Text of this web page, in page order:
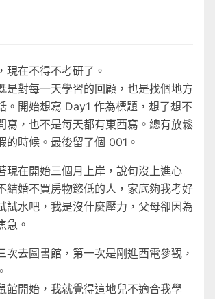
現在不得不考研了。
是對每一天學習的回顧，也是找個地方
。開始想寫 Day1 作為標題，想了想不
寫，也不是每天都有東西寫。總有放鬆
的時候。最後留了個 001。
現在開始三個月上岸，說句沒上進心
結婚不買房物慾低的人，家底夠我考好
試水吧，我是沒什麼壓力，父母卻因為
急。
次去圖書館，第一次是剛進西電參觀，
館開始，我就覺得這地兒不適合我學